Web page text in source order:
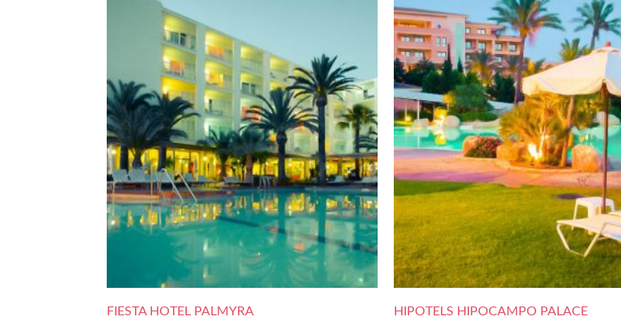
FIESTA HOTEL PALMYRA HIPOTELS HIPOCAMPO PALACE